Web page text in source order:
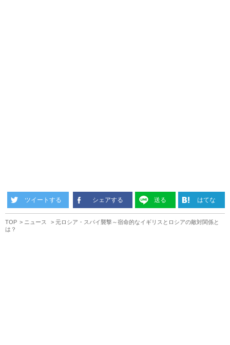
ツイートする シェアする 送る はてな
TOP ニュース
元ロシア・スパイ襲撃～宿命的なイギリスとロシアの敵対関係と
は？